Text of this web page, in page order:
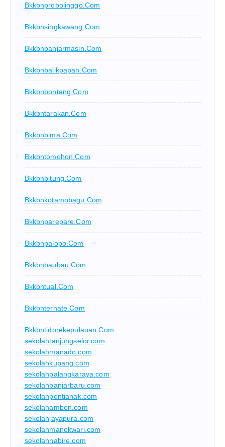
Bkkbnprobolinggo.com
Bkkbnsingkawang.com
Bkkbnbanjarmasin.com
Bkkbnbalikpapan.com
Bkkbnbontang.com
Bkkbntarakan.com
Bkkbnbima.com
Bkkbntomohon.com
Bkkbnbitung.com
Bkkbnkotamobagu.com
Bkkbnparepare.com
Bkkbnpalopo.com
Bkkbnbaubau.com
Bkkbntual.com
Bkkbnternate.com
Bkkbntidorekepulauan.com
sekolahtanjungselor.com
sekolahmanado.com
sekolahkupang.com
sekolahpalangkaraya.com
sekolahbanjarbaru.com
sekolahpontianak.com
sekolahambon.com
sekolahjayapura.com
sekolahmanokwari.com
sekolahnabire.com